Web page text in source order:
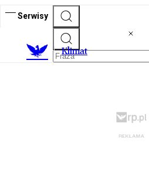
Serwisy
Klimat